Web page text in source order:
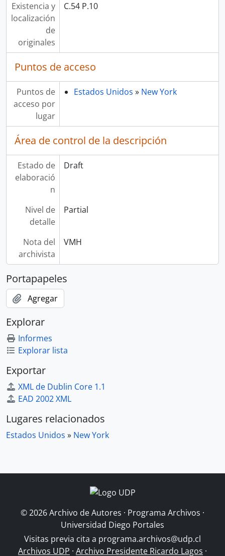
Existencia y
localización
de
originales
C.54 P.10
Puntos de acceso
Puntos de
acceso por
lugar
Estados Unidos » New York
Área de control de la descripción
Estado de
elaboració
n
Draft
Nivel de
detalle
Partial
Nota del
archivista
VMH
Portapapeles
Agregar
Explorar
Informes
Explorar lista
Exportar
XML de Dublin Core 1.1
EAD 2002 XML
Lugares relacionados
Estados Unidos » New York
© 2026 Archivo de Autores · Programa Archivos ·
Universidad Diego Portales
Visitas previa cita a programa.archivos@udp.cl
Archivos UDP · Archivo Presidente Ricardo Lagos ·